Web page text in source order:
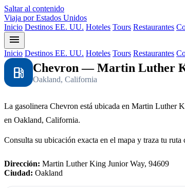
Saltar al contenido
Viaja por Estados Unidos
Inicio Destinos EE. UU. Hoteles Tours Restaurantes
menu
Inicio Destinos EE. UU. Hoteles Tours Restaurantes
local_gas_station Chevron — Martin Luther
Oakland, California
La gasolinera Chevron está ubicada en Martin Luther
en Oakland, California.
Consulta su ubicación exacta en el mapa y traza tu
Dirección: Martin Luther King Junior Way, 94609
Ciudad: Oakland